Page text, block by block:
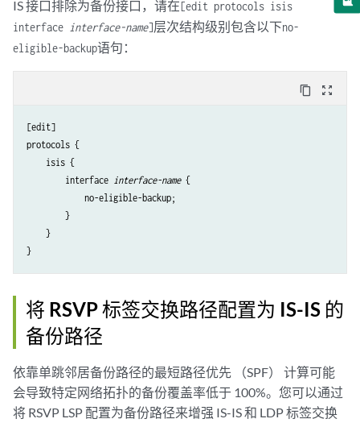
IS 接口排除为备份接口，请在[edit protocols isis
interface interface-name]层次结构级别包含以下no-
eligible-backup语句：
content_copy zoom_out_map
[edit]
protocols {
    isis {
        interface
interface-name {
            no-eligible-backup;
        }
    }
将 RSVP 标签交换路径配置为 IS-IS 的
备份路径
依靠单跳邻居备份路径的最短路径优先 （SPF） 计算可能
会导致特定网络拓扑的备份覆盖率低于 100%。您可以通过
将 RSVP LSP 配置为备份路径来增强 IS-IS 和 LDP 标签交换